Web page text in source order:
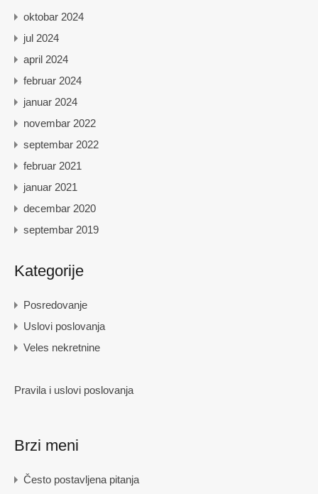
oktobar 2024
jul 2024
april 2024
februar 2024
januar 2024
novembar 2022
septembar 2022
februar 2021
januar 2021
decembar 2020
septembar 2019
Kategorije
Posredovanje
Uslovi poslovanja
Veles nekretnine
Pravila i uslovi poslovanja
Brzi meni
Često postavljena pitanja